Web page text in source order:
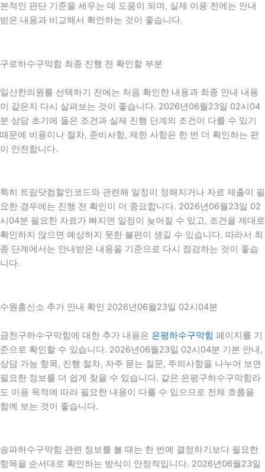
본적인 판단 기준을 세우는 데 도움이 되며, 실제 이용 전에는 안내
받은 내용과 비교해서 확인하는 것이 좋습니다.
구로하수구막힘 최종 진행 전 확인할 부분
일산한의원를 선택하기 전에는 처음 확인한 내용과 최종 안내 내용
이 같은지 다시 살펴보는 것이 좋습니다. 2026년06월23일 02시04
분 상담 초기에 들은 조건과 실제 진행 단계의 조건이 다를 수 있기
때문에 비용이나 절차, 준비사항, 제한 사항은 한 번 더 확인하는 편
이 안전합니다.
특히 트립닷컴할인코드와 관련해 일정이 정해지거나 자료 제출이 필
요한 경우에는 진행 전 확인이 더 중요합니다. 2026년06월23일 02
시04분 필요한 자료가 빠지면 일정이 늦어질 수 있고, 조건을 제대로
확인하지 않으면 예상하지 못한 불편이 생길 수 있습니다. 따라서 최
종 단계에서는 안내받은 내용을 기준으로 다시 점검하는 것이 좋습
니다.
수원흥신소 추가 안내 확인 2026년06월23일 02시04분
금천구하수구막힘에 대한 추가 내용은 은평하수구막힘 페이지를 기
준으로 확인할 수 있습니다. 2026년06월23일 02시04분 기본 안내,
상담 가능 항목, 진행 절차, 자주 묻는 질문, 주의사항을 나누어 보면
필요한 정보를 더 쉽게 찾을 수 있습니다. 같은 은평구하수구막힘라
도 이용 목적에 따라 필요한 내용이 다를 수 있으므로 전체 흐름을
함께 보는 것이 좋습니다.
송파하수구막힘 관련 정보를 볼 때는 한 번에 결정하기보다 필요한
항목을 순서대로 확인하는 방식이 안정적입니다. 2026년06월23일